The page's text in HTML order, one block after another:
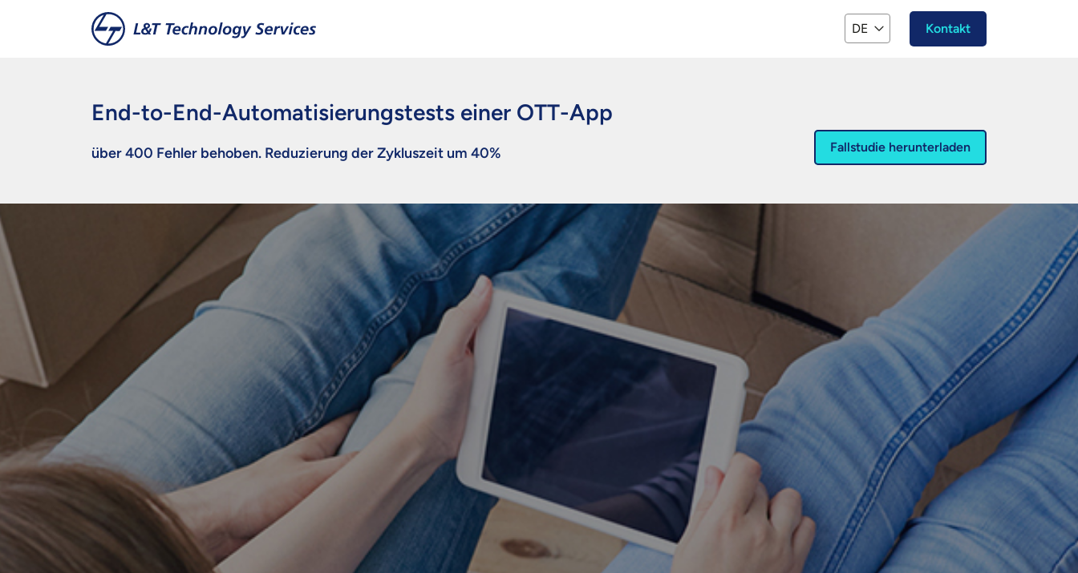
Zum Hauptinhalt springen
DE
Kontakt
End-to-End-Automatisierungstests einer OTT-App
über 400 Fehler behoben. Reduzierung der Zykluszeit um 40% Fallstudie herunterladen